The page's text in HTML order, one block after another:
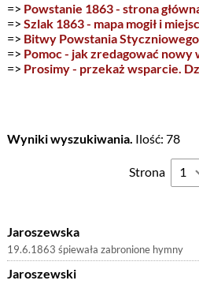
=> Powstanie 1863 - strona
=> Szlak 1863 - mapa mogił i miejsc
=> Bitwy Powstania Styczniowego
=> Pomoc - jak zredagować nowy
=> Prosimy - przekaż wsparcie.
Wyniki wyszukiwania. Ilość: 78
Strona
Jaroszewska
19.6.1863 śpiewała zabronione hymny
Jaroszewski